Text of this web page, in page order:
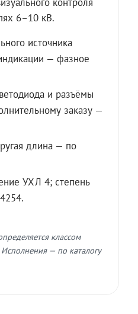
6–10 кВ.
источника
— фазное
и разъёмы
заказу —
длина — по
УХЛ 4; степень
классом
— по каталогу